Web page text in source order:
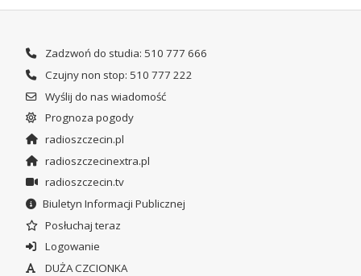
Zadzwoń do studia: 510 777 666
Czujny non stop: 510 777 222
Wyślij do nas wiadomość
Prognoza pogody
radioszczecin.pl
radioszczecinextra.pl
radioszczecin.tv
Biuletyn Informacji Publicznej
Posłuchaj teraz
Logowanie
DUŻA CZCIONKA